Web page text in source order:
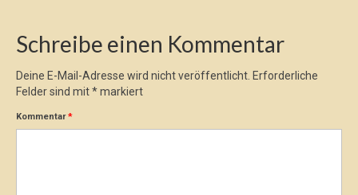
Schreibe einen Kommentar
Deine E-Mail-Adresse wird nicht veröffentlicht. Erforderliche
Felder sind mit*markiert
Kommentar*